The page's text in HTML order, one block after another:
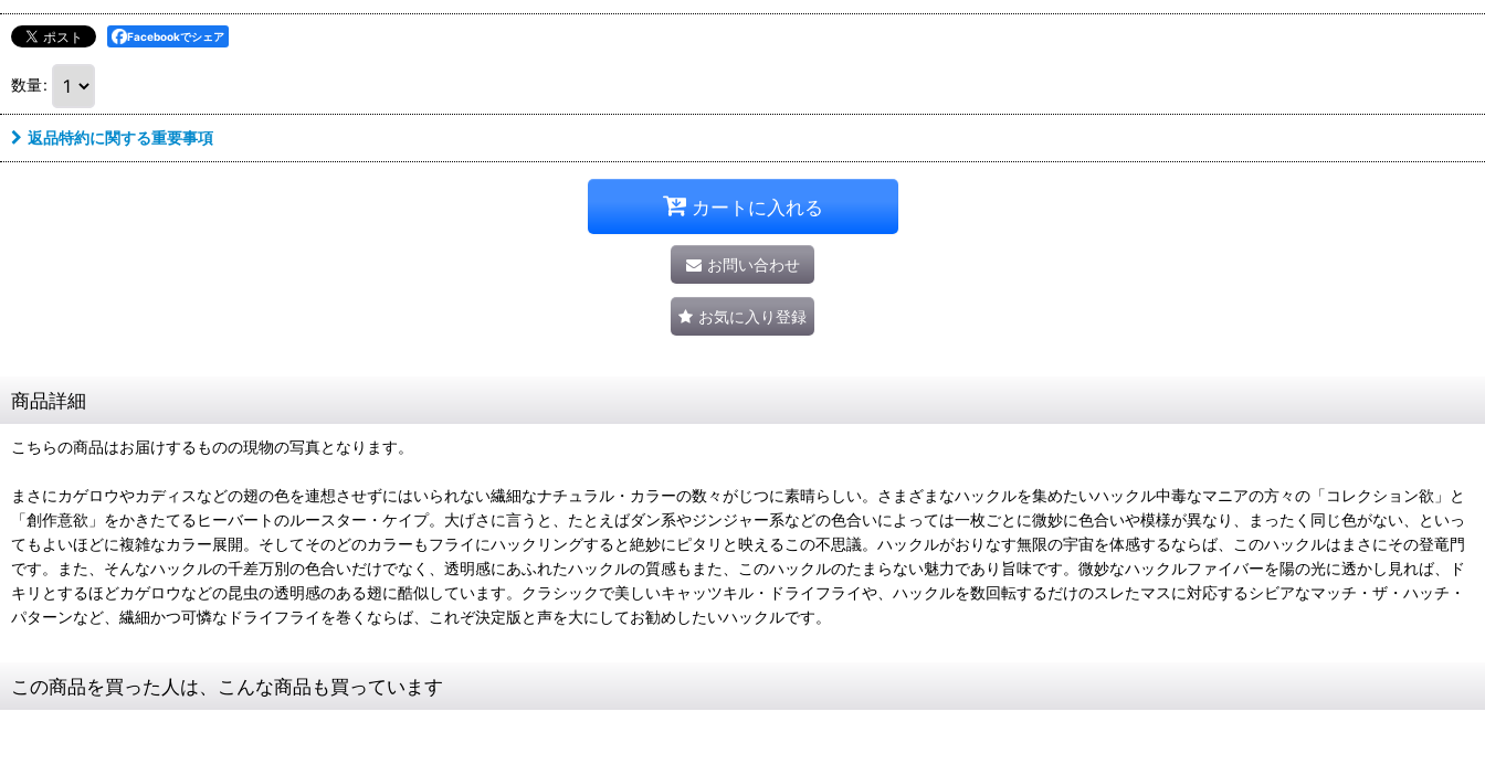
Facebookでシェア
数量:
返品特約に関する重要事項
カートに入れる
お問い合わせ
お気に入り登録
商品詳細
こちらの商品はお届けするものの現物の写真となります。
まさにカゲロウやカディスなどの翅の色を連想させずにはいられない繊細なナチュラル・カラーの数々がじつに素晴らしい。さまざまなハックルを集めたいハックル中毒なマニアの方々の「コレクション欲」と
「創作意欲」をかきたてるヒーバートのルースター・ケイプ。大げさに言うと、たとえばダン系やジンジャー系などの色合いによっては一枚ごとに微妙に色合いや模様が異なり、まったく同じ色がない、といっ
てもよいほどに複雑なカラー展開。そしてそのどのカラーもフライにハックリングすると絶妙にピタリと映えるこの不思議。ハックルがおりなす無限の宇宙を体感するならば、このハックルはまさにその登竜門
です。また、そんなハックルの千差万別の色合いだけでなく、透明感にあふれたハックルの質感もまた、このハックルのたまらない魅力であり旨味です。微妙なハックルファイバーを陽の光に透かし見れば、ド
キリとするほどカゲロウなどの昆虫の透明感のある翅に酷似しています。クラシックで美しいキャッツキル・ドライフライや、ハックルを数回転するだけのスレたマスに対応するシビアなマッチ・ザ・ハッチ・
パターンなど、繊細かつ可憐なドライフライを巻くならば、これぞ決定版と声を大にしてお勧めしたいハックルです。
この商品を買った人は、こんな商品も買っています